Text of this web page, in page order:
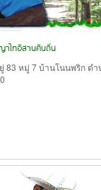
ไทอีสานคืนถิ่น
83 หมู่ 7 บ้านโนนพริก ตำ